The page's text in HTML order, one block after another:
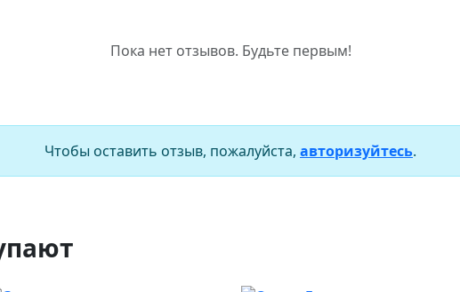
Пока нет отзывов. Будьте первым!
Чтобы оставить отзыв, пожалуйста, авторизуйтесь.